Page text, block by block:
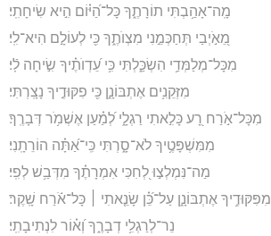
מָֽה־אָהַ֥בְתִּי תוֹרָתֶ֑ךָ כָּל־הַ֝יּ֗וֹם הִ֣יא שִׂיחָתִֽי׃
מֵ֭אֹ֣יְבַי תְּחַכְּמֵ֣נִי מִצְוֺתֶ֑ךָ כִּ֖י לְעוֹלָ֣ם הִיא־לִֽי׃
מִכָּל־מְלַמְּדַ֥י הִשְׂכַּ֑לְתִּי כִּ֥י עֵ֝דְוֺתֶ֗יךָ שִׂ֣יחָה לִֽֿי׃
מִזְּקֵנִ֥ים אֶתְבּוֹנָ֑ן כִּ֖י פִקּוּדֶ֣יךָ נָצָֽרְתִּי׃
מִכָּל־אֹ֣רַח רָ֭ע כָּלִ֣אתִי רַגְלָ֑י לְ֝מַ֗עַן אֶשְׁמֹ֥ר דְּבָרֶֽךָ׃
מִמִּשְׁפָּטֶ֥יךָ לֹא־סָ֑רְתִּי כִּֽי־אַ֝תָּ֗ה הוֹרֵתָֽנִי׃
מַה־נִּמְלְצ֣וּ לְ֭חִכִּי אִמְרָתֶ֗ךָ מִדְּבַ֥שׁ לְפִֽי׃
מִפִּקּוּדֶ֥יךָ אֶתְבּוֹנָ֑ן עַל־כֵּ֝֗ן שָׂנֵ֤אתִי ׀ כָּל־אֹ֬רַח שָֽׁקֶר׃
נֵר־לְרַגְלִ֥י דְבָרֶ֑ךָ וְ֝א֗וֹר לִנְתִיבָתִֽי׃